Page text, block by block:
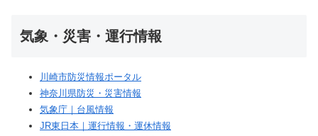
気象・災害・運行情報
川崎市防災情報ポータル
神奈川県防災・災害情報
気象庁｜台風情報
JR東日本｜運行情報・運休情報